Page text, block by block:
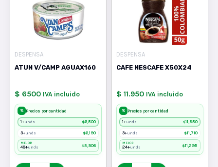
DESPENSA
ATUN V/CAMP AGUAX160
$ 6500 IVA incluido
% Precios por cantidad
1+unds $6,500
3+unds $6,190
MEJOR
48+unds $5,906
DESPENSA
CAFE NESCAFE X50X24
$ 11.950 IVA incluido
% Precios por cantidad
1+unds $11,950
3+unds $11,710
MEJOR
24+unds $11,295